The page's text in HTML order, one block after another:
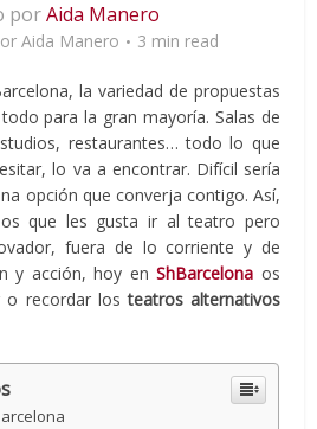
porAida Manero
Aida Manero 3 min read
la variedad de propuestas
para la gran mayoría. Salas de
restaurantes… todo lo que
lo va a encontrar. Difícil sería
opción que converja contigo. Así,
que les gusta ir al teatro pero
fuera de lo corriente y de
y acción, hoy enShBarcelona os
o recordar los teatros alternativos